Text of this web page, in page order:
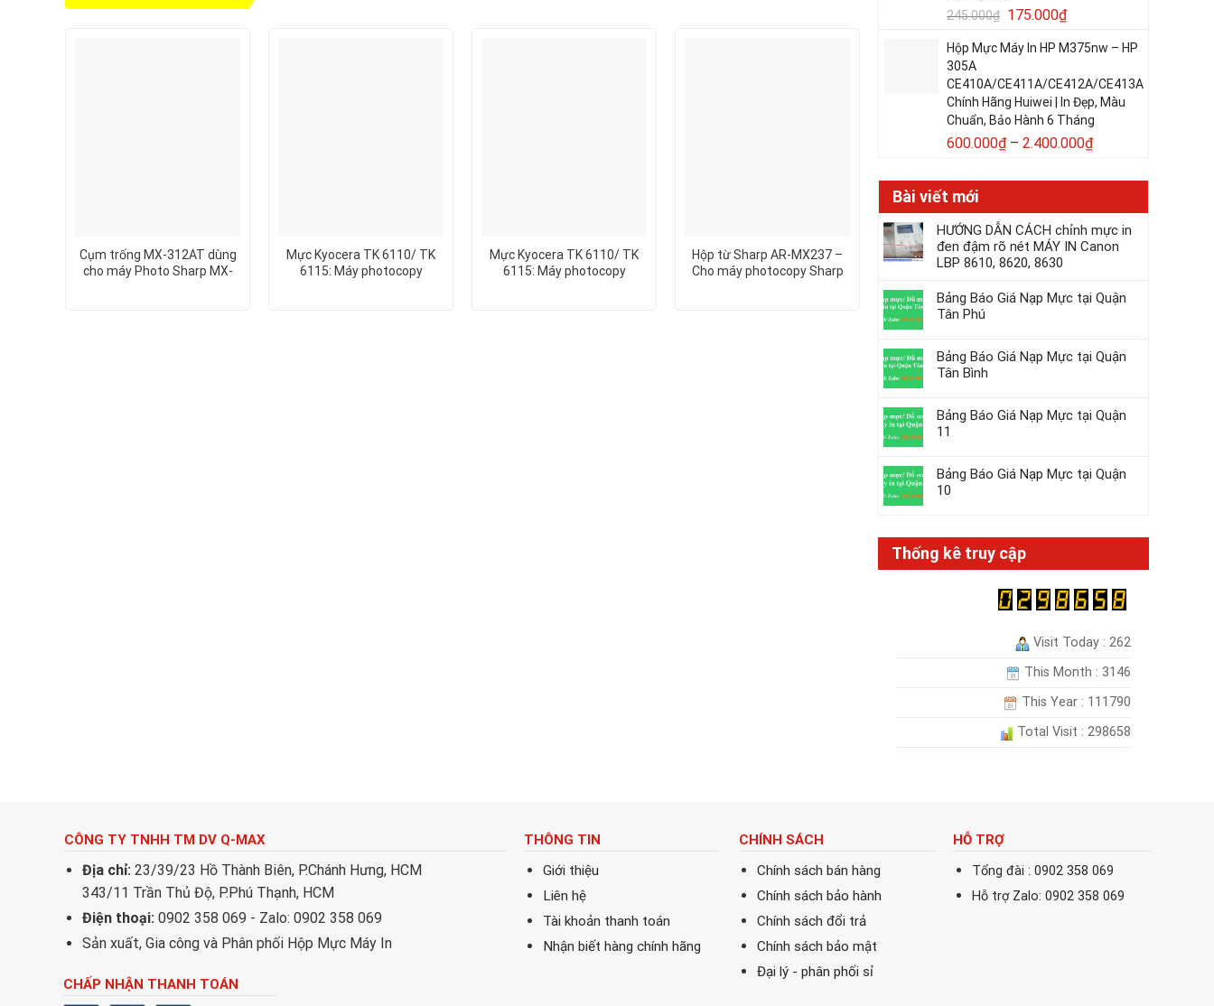
Cụm trống MX-312AT dùng
cho máy Photo Sharp MX-
Mực Kyocera TK 6110/ TK
6115: Máy photocopy
Mực Kyocera TK 6110/ TK
6115: Máy photocopy
Hộp từ Sharp AR-MX237 –
Cho máy photocopy Sharp
Hộp từ Sharp MX560AT –
Cho máy Sharp AR-M460N
Mực Kyocera
245.000₫ 175.000₫
Hộp Mực Máy In HP M375nw – HP
305A
CE410A/CE411A/CE412A/CE413A
Chính Hãng Huiwei | In Đẹp, Màu
Chuẩn, Bảo Hành 6 Tháng
600.000₫ – 2.400.000₫
Bài viết mới
HƯỚNG DẪN CÁCH chỉnh mực in
đen đậm rõ nét MÁY IN Canon
LBP 8610, 8620, 8630
Bảng Báo Giá Nạp Mực tại Quận
Tân Phú
Bảng Báo Giá Nạp Mực tại Quận
Tân Bình
Bảng Báo Giá Nạp Mực tại Quận
11
Bảng Báo Giá Nạp Mực tại Quận
10
Thống kê truy cập
Visit Today : 262
This Month : 3146
This Year : 111790
Total Visit : 298658
CÔNG TY TNHH TM DV Q-MAX
Địa chỉ: 23/39/23 Hồ Thành Biên, P.Chánh Hưng, HCM
343/11 Trần Thủ Độ, P.Phú Thạnh, HCM
Điện thoại: 0902 358 069 - Zalo: 0902 358 069
Sản xuất, Gia công và Phân phối Hộp Mực Máy In
CHẤP NHẬN THANH TOÁN
THÔNG TIN
Giới thiệu
Liên hệ
Tài khoản thanh toán
Nhận biết hàng chính hãng
CHÍNH SÁCH
Chính sách bán hàng
Chính sách bảo hành
Chính sách đổi trả
Chính sách bảo mật
Đại lý - phân phối sỉ
HỖ TRỢ
Tổng đài : 0902 358 069
Hỗ trợ Zalo: 0902 358 069